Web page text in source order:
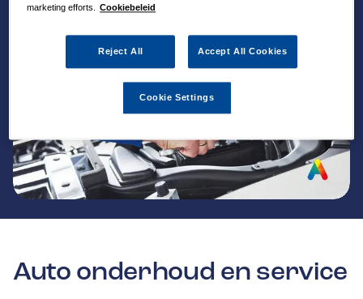
Auto onderhoud en service
marketing efforts.
Cookiebeleid
Reject All Accept All Cookies
Cookie Settings